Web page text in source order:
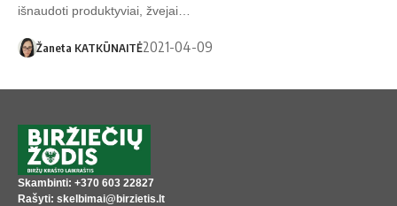
išnaudoti produktyviai, žvejai…
Žaneta KATKŪNAITĖ2021-04-09
Skambinti: +370 603 22827
Rašyti: skelbimai@birzietis.lt